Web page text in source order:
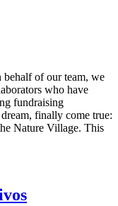
of our team, we
who have
fundraising
finally come true:
Nature Village. This